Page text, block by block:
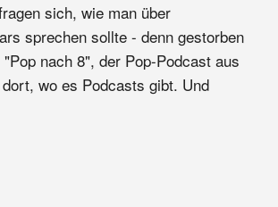
sich, wie man über
sprechen sollte - denn gestorben
nach 8", der Pop-Podcast aus
wo es Podcasts gibt. Und